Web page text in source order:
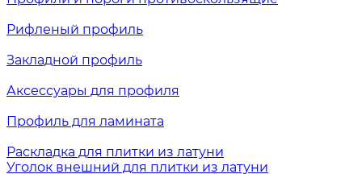
Рифленый профиль
Закладной профиль
Аксессуары для профиля
Профиль для ламината
Раскладка для плитки из латуни
Уголок внешний для плитки из латуни